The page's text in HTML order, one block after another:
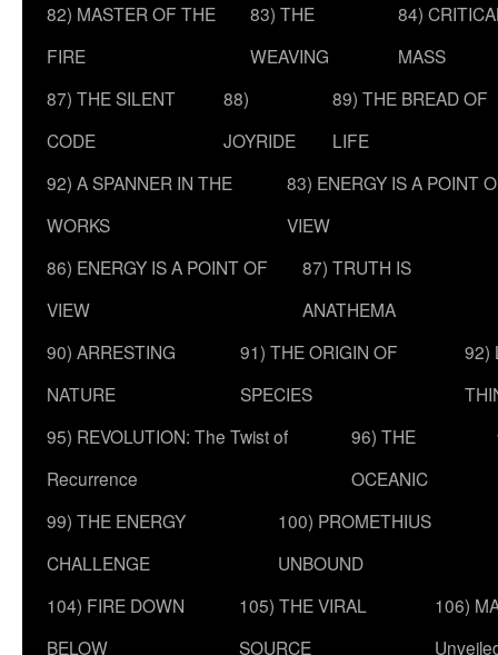
82) MASTER OF THE
FIRE
83) THE
WEAVING
84)
MASS
87) THE SILENT
CODE
88)
JOYRIDE
89) THE BREAD OF
LIFE
92) A SPANNER IN THE
WORKS
83) ENERGY IS A POINT
VIEW
86) ENERGY IS A POINT OF
VIEW
87) TRUTH IS
ANATHEMA
90) ARRESTING
NATURE
91) THE ORIGIN OF
SPECIES
92)
95) REVOLUTION: The Twist of
Recurrence
96) THE
OCEANIC
99) THE ENERGY
CHALLENGE
100) PROMETHIUS
UNBOUND
104) FIRE DOWN
BELOW
105) THE VIRAL
SOURCE
106)